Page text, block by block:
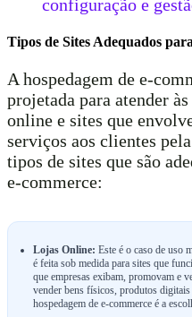
configuração e
Tipos de Sites Adequados
A hospedagem de e-
projetada para atender
online e sites que
serviços aos clientes
tipos de sites que são
e-commerce:
Lojas Online: Este é o caso de uso
é feita sob medida para sites que
que empresas exibam, promovam e
vender bens físicos, produtos
hospedagem de e-commerce é a